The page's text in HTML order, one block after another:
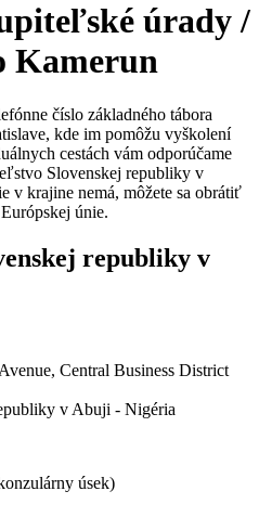
úrady /
Kamerun
číslo základného tábora
kde im pomôžu vyškolení
cestách vám odporúčame
Slovenskej republiky v
v krajine nemá, môžete sa obrátiť
únie.
republiky v
Central Business District
úsek)